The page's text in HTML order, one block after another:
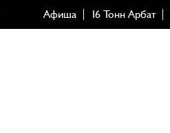
Афиша 16 Тонн Арбат